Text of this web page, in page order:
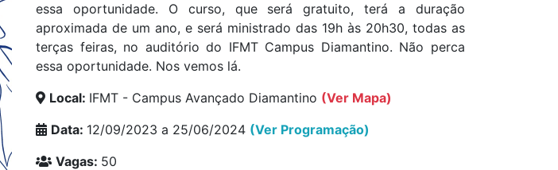
essa oportunidade. O curso, que será gratuito, terá a duração
aproximada de um ano, e será ministrado das 19h às 20h30, todas as
terças feiras, no auditório do IFMT Campus Diamantino. Não perca
essa oportunidade. Nos vemos lá.
Local: IFMT - Campus Avançado Diamantino (Ver Mapa)
Data: 12/09/2023 a 25/06/2024 (Ver Programação)
Vagas: 50